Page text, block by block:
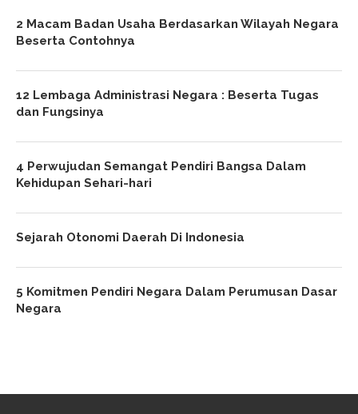
2 Macam Badan Usaha Berdasarkan Wilayah Negara
Beserta Contohnya
12 Lembaga Administrasi Negara : Beserta Tugas
dan Fungsinya
4 Perwujudan Semangat Pendiri Bangsa Dalam
Kehidupan Sehari-hari
Sejarah Otonomi Daerah Di Indonesia
5 Komitmen Pendiri Negara Dalam Perumusan Dasar
Negara